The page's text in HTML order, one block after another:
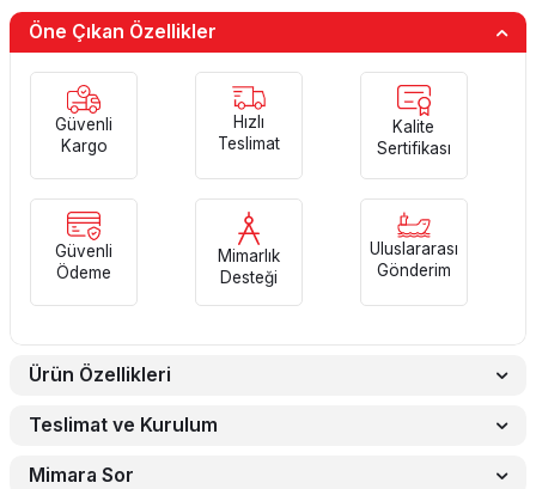
Öne Çıkan Özellikler
Güvenli
Kargo
Hızlı
Teslimat
Kalite
Sertifikası
Güvenli
Ödeme
Mimarlık
Desteği
Uluslararası
Gönderim
Ürün Özellikleri
Teslimat ve Kurulum
Mimara Sor